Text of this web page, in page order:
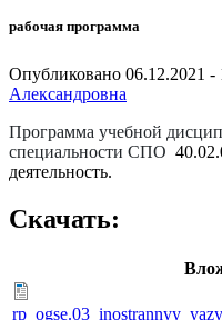
рабочая программа
Опубликовано 06.12.2021 -
Александровна
Программа учебной
специальности СПО
деятельность.
Скачать: